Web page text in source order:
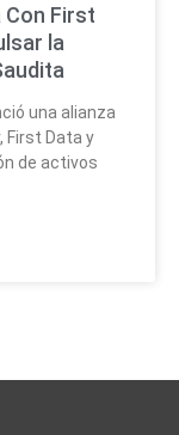
Con First
la
una alianza
First Data y
de activos